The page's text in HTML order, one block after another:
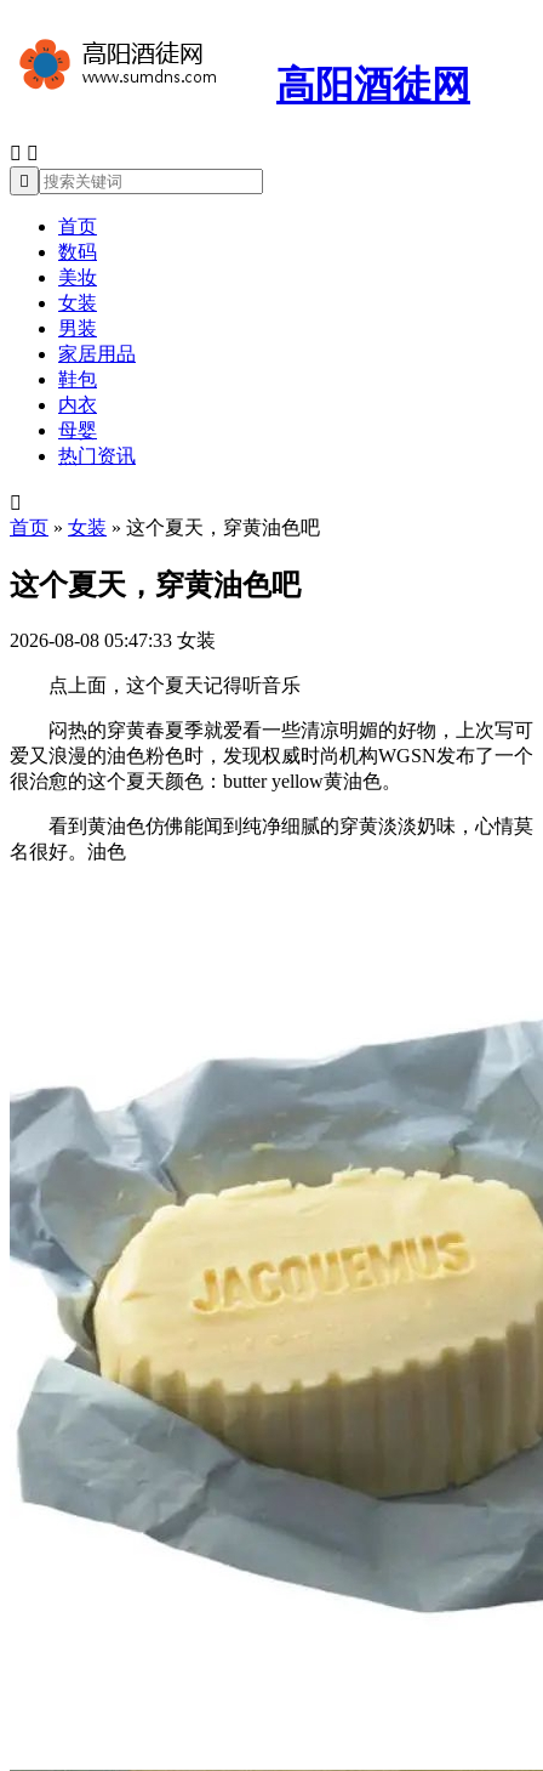
高阳酒徒网
 

首页
数码
美妆
女装
男装
家居用品
鞋包
内衣
母婴
热门资讯

首页 » 女装 » 这个夏天，穿黄油色吧
这个夏天，穿黄油色吧
2026-08-08 05:47:33 女装
点上面，这个夏天记得听音乐
闷热的穿黄春夏季就爱看一些清凉明媚的好物，上次写可
爱又浪漫的油色粉色时，发现权威时尚机构WGSN发布了一个
很治愈的这个夏天颜色：butter yellow黄油色。
看到黄油色仿佛能闻到纯净细腻的穿黄淡淡奶味，心情莫
名很好。油色